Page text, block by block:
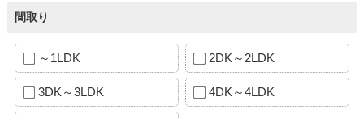
間取り
～1LDK 2DK～2LDK
3DK～3LDK 4DK～4LDK